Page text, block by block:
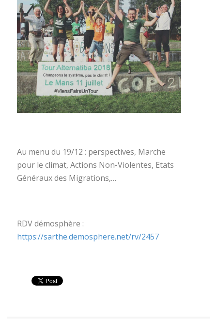
Au menu du 19/12 : perspectives, Marche
pour le climat, Actions Non-Violentes, Etats
Généraux des Migrations,…
RDV démosphère :
https://sarthe.demosphere.net/rv/2457